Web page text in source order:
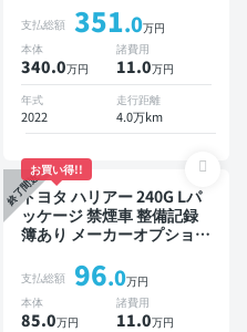
ットモニター デジタルイン
ナーミラー オートクルーズ
スマートキー ETC バック
モニター ドライブレコーダ
ー 衝突軽減
支払総額 351.0万円
本体
340.0万円
諸費用
11.0万円
年式
2022
走行距離
4.0万km
終了間近
お買い得!!
トヨタ ハリアー 240G Lパ
ッケージ 禁煙車 整備記録
簿あり メーカーオプション
ETC サンルーフ バックモ
ニター ドライブレコーダー
支払総額 96.0万円
本体
85.0万円
諸費用
11.0万円